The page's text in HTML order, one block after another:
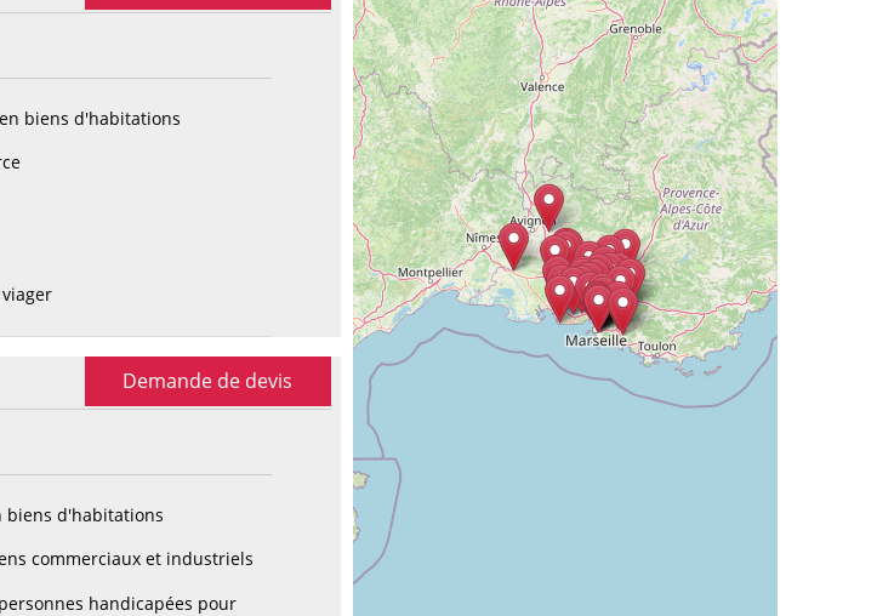
biens d'habitations
Demande de devis
biens d'habitations
commerciaux et industriels
handicapées pour